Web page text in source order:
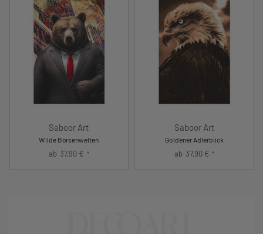
Saboor Art
Wilde Börsenwelten
ab 37,90 € *
Saboor Art
Goldener Adlerblick
ab 37,90 € *